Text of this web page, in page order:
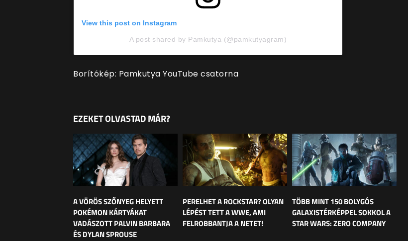
View this post on Instagram
A post shared by Pamkutya (@pamkutyagram)
Borítókép: Pamkutya YouTube csatorna
EZEKET OLVASTAD MÁR?
A VÖRÖS SZŐNYEG HELYETT
POKÉMON KÁRTYÁKAT
VADÁSZOTT PALVIN BARBARA
ÉS DYLAN SPROUSE
PERELHET A ROCKSTAR? OLYAN
LÉPÉST TETT A WWE, AMI
FELROBBANTJA A NETET!
TÖBB MINT 150 BOLYGÓS
GALAXISTÉRKÉPPEL SOKKOL A
STAR WARS: ZERO COMPANY